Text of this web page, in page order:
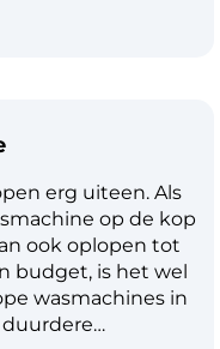
veroorzaken
– die
erg uiteen. Als
op de kop
ook oplopen tot
budget, is het wel
wasmachines in